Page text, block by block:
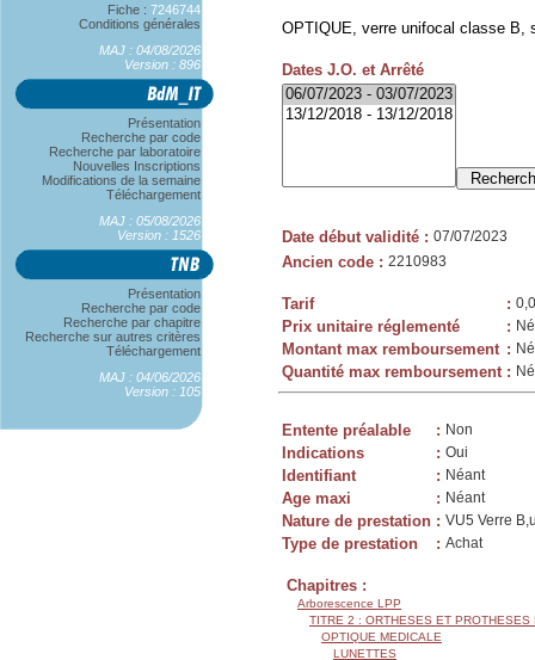
Fiche : 7246744
Conditions générales
MAJ : 04/08/2026
Version : 896
Présentation
Recherche par code
Recherche par laboratoire
Nouvelles Inscriptions
Modifications de la semaine
Téléchargement
MAJ : 05/08/2026
Version : 1526
Présentation
Recherche par code
Recherche par chapitre
Recherche sur autres critères
Téléchargement
MAJ : 04/06/2026
Version : 105
OPTIQUE, verre unifocal classe B,
Dates J.O. et Arrêté
Date début validité : 07/07/2023
Ancien code : 2210983
Tarif :
Prix unitaire réglementé :
Montant max remboursement :
Quantité max remboursement :
Entente préalable : Non
Indications : Oui
Identifiant : Néant
Age maxi : Néant
Nature de prestation : VU5 Verre
Type de prestation : Achat
Chapitres :
Arborescence LPP
TITRE 2 : ORTHESES ET PROTHESES
OPTIQUE MEDICALE
LUNETTES